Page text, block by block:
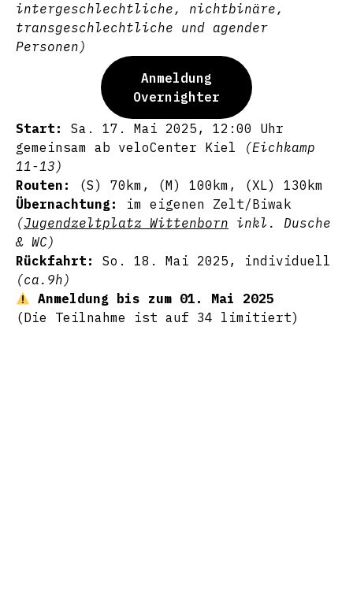
intergeschlechtliche, nichtbinäre,
transgeschlechtliche und agender
Personen)
Anmeldung
Overnighter
Start:
Sa. 17. Mai 2025, 12:00 Uhr
gemeinsam ab veloCenter Kiel
(Eichkamp
11-13)
Routen:
(S) 70km, (M) 100km, (XL) 130km
Übernachtung:
im eigenen Zelt/Biwak
(Jugendzeltplatz Wittenborn inkl. Dusche
& WC)
Rückfahrt:
So. 18. Mai 2025, individuell
(ca.9h)
Anmeldung bis zum 01. Mai 2025
(Die Teilnahme ist auf 34 limitiert)